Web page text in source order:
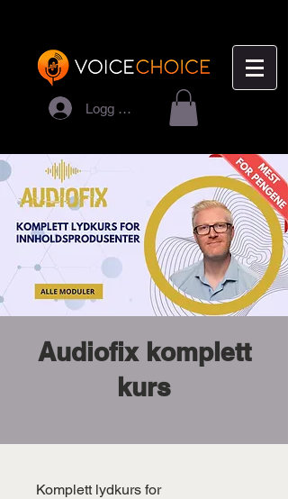
Logg inn
Audiofix komplett
kurs
Komplett lydkurs for